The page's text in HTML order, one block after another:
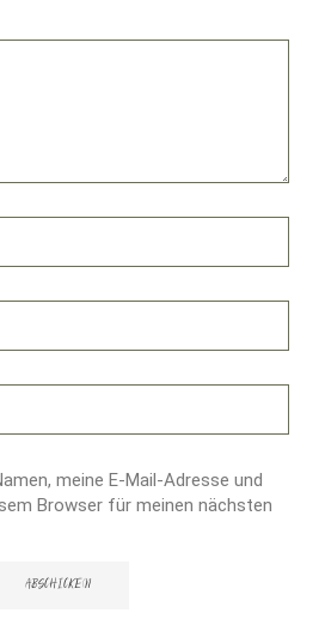
meine E-Mail-Adresse und
Browser für meinen nächsten